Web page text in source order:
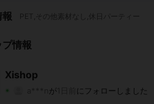
PET,その他素材なし,休日パーティー
プ情報
Xishop
4.90
a***n
4.90 18 233フォロワー